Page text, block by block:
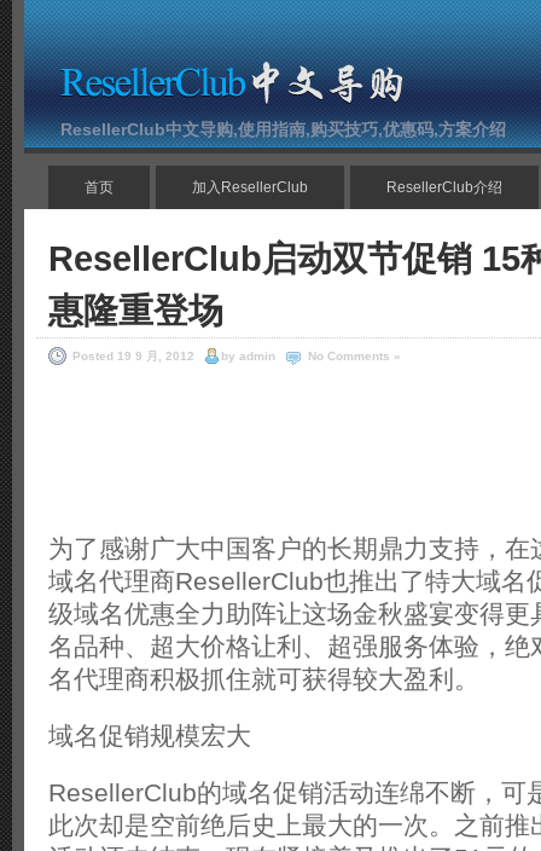
ResellerClub中文导购,使用指南,购买技巧,优惠码,方案介绍
首页 加入ResellerClub ResellerClub介绍
ResellerClub启动双节促销 15
惠隆重登场
Posted 19 9 月, 2012 by admin No Comments »
为了感谢广大中国客户的长期鼎力支持，在
域名代理商ResellerClub也推出了特大域名
级域名优惠全力助阵让这场金秋盛宴变得更
名品种、超大价格让利、超强服务体验，绝
名代理商积极抓住就可获得较大盈利。
域名促销规模宏大
ResellerClub的域名促销活动连绵不断，可
此次却是空前绝后史上最大的一次。之前推